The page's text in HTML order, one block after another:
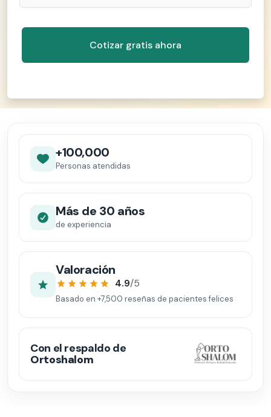
+100,000
Personas atendidas
Más de 30 años
de experiencia
Valoración
4.9/5
Basado en +7,500 reseñas de pacientes felices
Con el respaldo de
Ortoshalom